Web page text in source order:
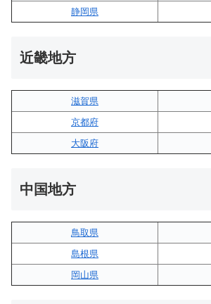
静岡県
近畿地方
滋賀県
京都府
大阪府
中国地方
鳥取県
島根県
岡山県